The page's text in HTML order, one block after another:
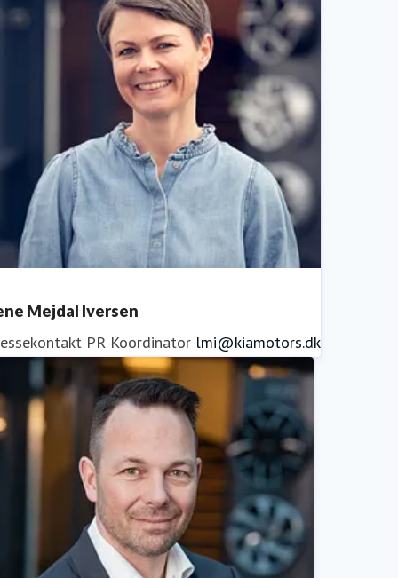
Mejdal Iversen
PR Koordinator lmi@kiamotors.dk